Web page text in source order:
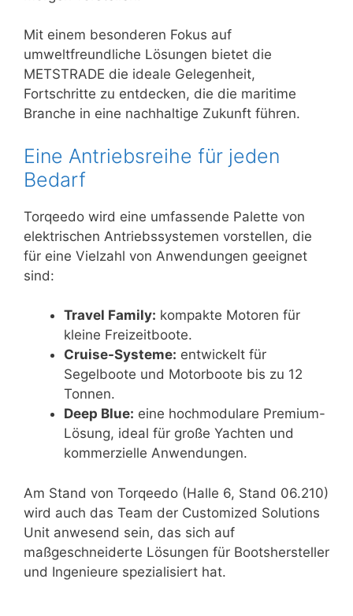
Mit einem besonderen Fokus auf
umweltfreundliche Lösungen bietet die
METSTRADE die ideale Gelegenheit,
Fortschritte zu entdecken, die die maritime
Branche in eine nachhaltige Zukunft führen.
Eine Antriebsreihe für jeden
Bedarf
Torqeedo wird eine umfassende Palette von
elektrischen Antriebssystemen vorstellen, die
für eine Vielzahl von Anwendungen geeignet
sind:
Travel Family: kompakte Motoren für
kleine Freizeitboote.
Cruise-Systeme: entwickelt für
Segelboote und Motorboote bis zu 12
Tonnen.
Deep Blue: eine hochmodulare Premium-
Lösung, ideal für große Yachten und
kommerzielle Anwendungen.
Am Stand von Torqeedo (Halle 6, Stand 06.210)
wird auch das Team der Customized Solutions
Unit anwesend sein, das sich auf
maßgeschneiderte Lösungen für Bootshersteller
und Ingenieure spezialisiert hat.